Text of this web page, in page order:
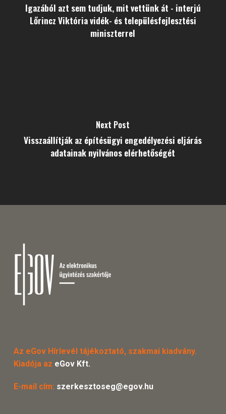
Igazából azt sem tudjuk, mit vettünk át - interjú
Lőrincz Viktória vidék- és településfejlesztési
miniszterrel
Next Post
Visszaállítják az építésügyi engedélyezési eljárás
adatainak nyilvános elérhetőségét
Az eGov Hírlevél tájékoztató, szakmai kiadvány.
Kiadója az eGov Kft.
E-mail cím: szerkesztoseg@egov.hu